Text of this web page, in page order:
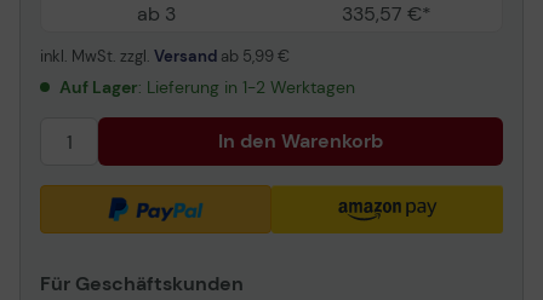
inkl. MwSt. zzgl. Versand ab 5,99 €
ab 3
335,57 €*
Auf Lager: Lieferung in 1-2 Werktagen
In den Warenkorb
Für Geschäftskunden